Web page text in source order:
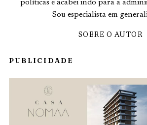
políticas e acabei indo para a
Sou especialista em
SOBRE O AUTOR
PUBLICIDADE